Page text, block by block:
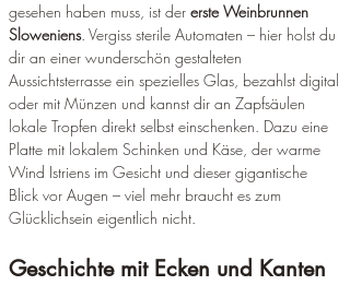
gesehen haben muss, ist der erste Weinbrunnen
Sloweniens. Vergiss sterile Automaten – hier holst du
dir an einer wunderschön gestalteten
Aussichtsterrasse ein spezielles Glas, bezahlst digital
oder mit Münzen und kannst dir an Zapfsäulen
lokale Tropfen direkt selbst einschenken. Dazu eine
Platte mit lokalem Schinken und Käse, der warme
Wind Istriens im Gesicht und dieser gigantische
Blick vor Augen – viel mehr braucht es zum
Glücklichsein eigentlich nicht.
Geschichte mit Ecken und Kanten